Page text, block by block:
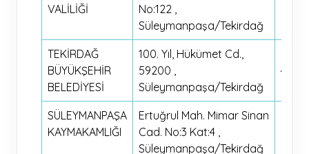
VALİLİĞİ
No:122 ,
Süleymanpaşa/Tekirdağ
TEKİRDAĞ
BÜYÜKŞEHİR
BELEDİYESİ
100. Yıl, Hükümet Cd.,
59200 ,
Süleymanpaşa/Tekirdağ
459
SÜLEYMANPAŞA
KAYMAKAMLIĞI
Ertuğrul Mah. Mimar Sinan
Cad. No:3 Kat:4 ,
Süleymanpaşa/Tekirdağ